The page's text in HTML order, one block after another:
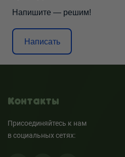
Напишите — решим!
Написать
Контакты
Присоединяйтесь к нам
в социальных сетях: